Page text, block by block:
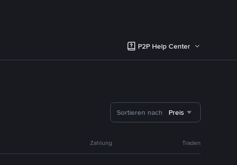
P2P Help Center
Sortieren nach Preis
Zahlung Traden